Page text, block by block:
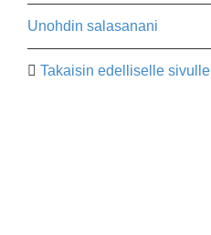
Unohdin salasanani
Takaisin edelliselle sivulle